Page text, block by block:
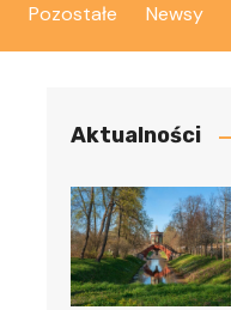
Pozostałe Newsy
Aktualności